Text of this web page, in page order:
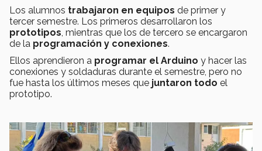
Los alumnos trabajaron en equipos de primer y
tercer semestre. Los primeros desarrollaron los
prototipos, mientras que los de tercero se encargaron
de la programación y conexiones.
Ellos aprendieron a programar el Arduino y hacer las
conexiones y soldaduras durante el semestre, pero no
fue hasta los últimos meses que juntaron todo el
prototipo.